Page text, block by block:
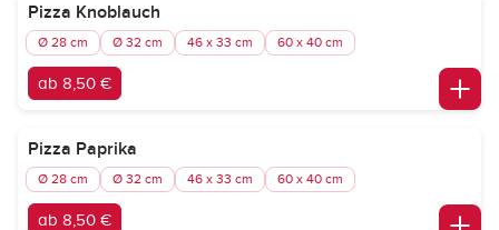
Pizza Knoblauch
Ø 28 cm Ø 32 cm 46 x 33 cm 60 x 40 cm
ab 8,50 €
Pizza Paprika
Ø 28 cm Ø 32 cm 46 x 33 cm 60 x 40 cm
ab 8,50 €